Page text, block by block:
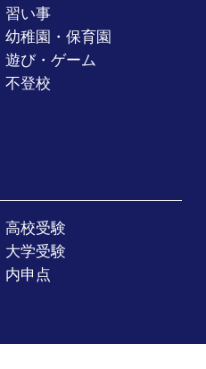
習い事
幼稚園・保育園
遊び・ゲーム
不登校
高校受験
大学受験
内申点